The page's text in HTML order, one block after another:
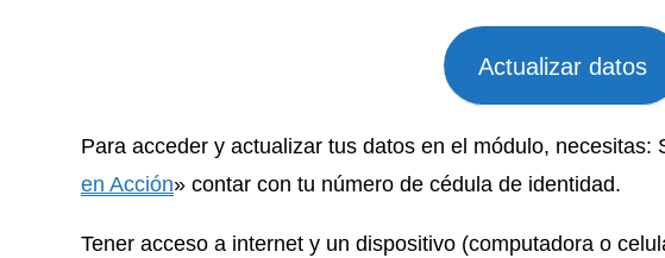
Actualizar datos
Para acceder y actualizar tus datos en el módulo, necesitas:
en Acción» contar con tu número de cédula de identidad.
Tener acceso a internet y un dispositivo (computadora o